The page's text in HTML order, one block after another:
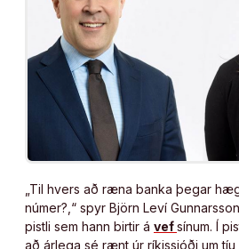
„Til hvers að ræna banka þegar
númer?,“ spyr Björn Leví
pistli sem hann birtir á vefsínum. Í
að árlega sé rænt úr ríkissjóði um tíu